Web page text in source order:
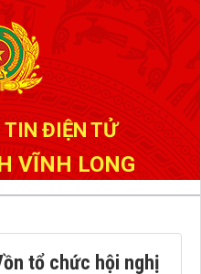
TIN ĐIỆN TỬ
VĨNH LONG
tổ chức hội nghị